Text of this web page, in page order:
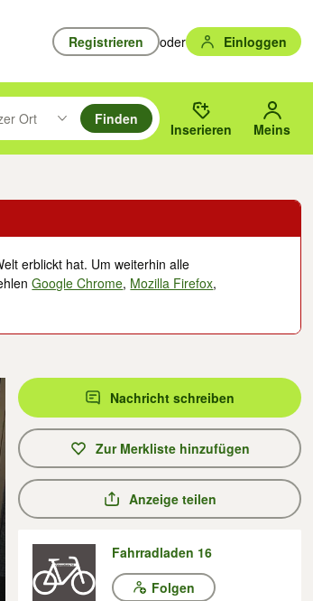
Registrieren oder Einloggen
unten durchsuchen und mit Eingabetaste
drücken um zu suchen, oder Vorschläge mit
Ort
im Umkreis des gewählten Orts oder PLZ.
Finden
Inserieren Meins
erblickt hat. Um weiterhin alle
Google Chrome, Mozilla Firefox,
Nachricht schreiben
Zur Merkliste hinzufügen
Anzeige teilen
Fahrradladen 16
Folgen